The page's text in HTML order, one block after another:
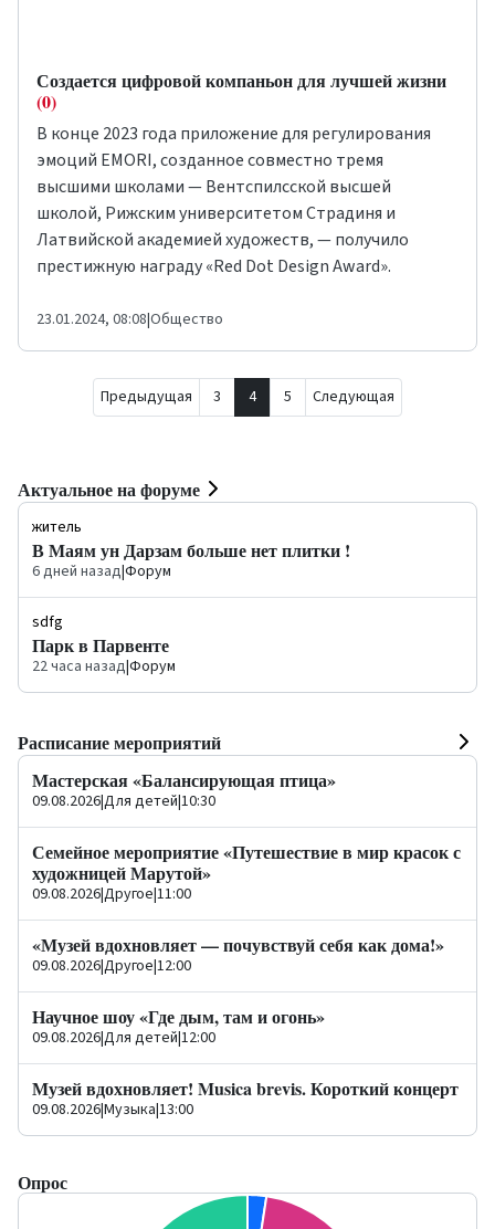
Создается цифровой компаньон для лучшей жизни
(0)
В конце 2023 года приложение для регулирования
эмоций EMORI, созданное совместно тремя
высшими школами — Вентспилсской высшей
школой, Рижским университетом Страдиня и
Латвийской академией художеств, — получило
престижную награду «Red Dot Design Award».
23.01.2024, 08:08|Общество
Предыдущая 3 4 5 Следующая
Актуальное на форуме
житель
В Маям ун Дарзам больше нет плитки !
6 дней назад|Форум
sdfg
Парк в Парвенте
22 часа назад|Форум
Расписание мероприятий
Мастерская «Балансирующая птица»
09.08.2026|Для детей|10:30
Семейное мероприятие «Путешествие в мир красок с
художницей Марутой»
09.08.2026|Другое|11:00
«Музей вдохновляет — почувствуй себя как дома!»
09.08.2026|Другое|12:00
Научное шоу «Где дым, там и огонь»
09.08.2026|Для детей|12:00
Музей вдохновляет! Musica brevis. Короткий концерт
09.08.2026|Музыка|13:00
Опрос